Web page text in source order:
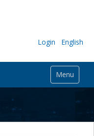
Login English
Menu